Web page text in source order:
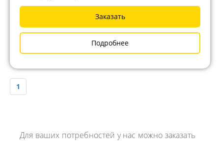
Заказать
Подробнее
1
Для ваших потребностей у нас можно заказать